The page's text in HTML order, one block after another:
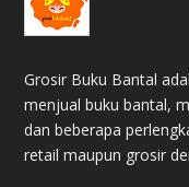
Grosir Buku Bantal
menjual buku bantal,
dan beberapa
retail maupun grosir